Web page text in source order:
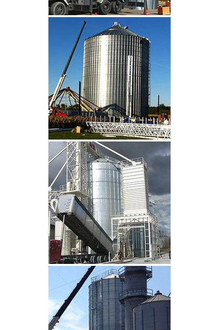
CLIQUEZ POUR AGRANDIR
CLIQUEZ POUR AGRANDIR
CLIQUEZ POUR AGRANDIR